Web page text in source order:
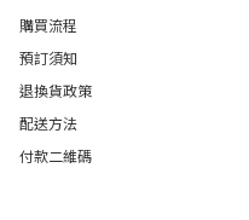
購買流程
預訂須知
退換貨政策
配送方法
付款二維碼